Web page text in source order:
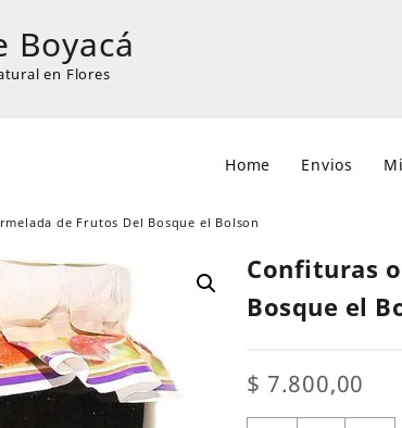
Boyacá
en Flores
Home Envios
de Frutos Del Bosque el Bolson
Confituras
Bosque el
$ 7.800,00